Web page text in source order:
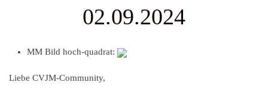
02.09.2024
MM Bild hoch-quadrat:
Liebe CVJM-Community,